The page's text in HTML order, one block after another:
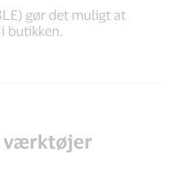
gør det muligt at
butikken.
værktøjer